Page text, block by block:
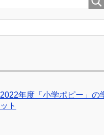
2022年度「小学ポピー」の
ット